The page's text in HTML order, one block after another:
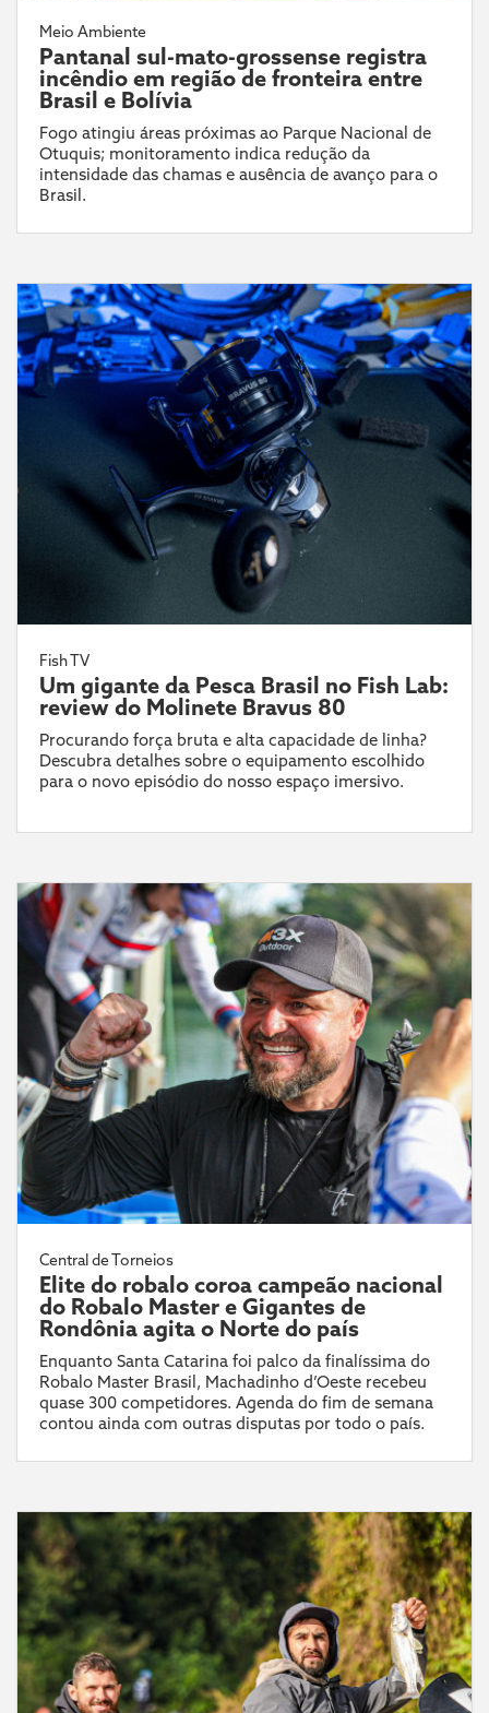
Meio Ambiente
Pantanal sul-mato-grossense registra
incêndio em região de fronteira entre
Brasil e Bolívia
Fogo atingiu áreas próximas ao Parque Nacional de
Otuquis; monitoramento indica redução da
intensidade das chamas e ausência de avanço para o
Brasil.
Fish TV
Um gigante da Pesca Brasil no Fish Lab:
review do Molinete Bravus 80
Procurando força bruta e alta capacidade de linha?
Descubra detalhes sobre o equipamento escolhido
para o novo episódio do nosso espaço imersivo.
Central de Torneios
Elite do robalo coroa campeão nacional
do Robalo Master e Gigantes de
Rondônia agita o Norte do país
Enquanto Santa Catarina foi palco da finalíssima do
Robalo Master Brasil, Machadinho d’Oeste recebeu
quase 300 competidores. Agenda do fim de semana
contou ainda com outras disputas por todo o país.